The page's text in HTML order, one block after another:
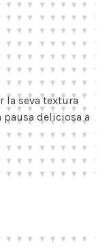
la seva textura
deliciosa a